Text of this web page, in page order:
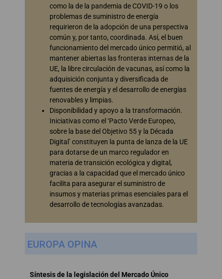
como la de la pandemia de COVID-19 o los
problemas de suministro de energía
requirieron de la adopción de una perspectiva
común y, por tanto, coordinada. Así, el buen
funcionamiento del mercado único permitió, al
mantener abiertas las fronteras internas de la
UE, la libre circulación de vacunas, así como la
adquisición conjunta y diversificada de
fuentes de energía y el desarrollo de energías
renovables y limpias.
Disponibilidad y apoyo a la transformación.
Iniciativas como el ‘Pacto Verde Europeo,
sobre la base del Objetivo 55 y la Década
Digital’ constituyen la punta de lanza de la UE
para dotarse de un marco regulador en
materia de transición ecológica y digital,
gracias a la capacidad que el mercado único
facilita para asegurar el suministro de
insumos y materias primas esenciales para el
desarrollo de tecnologías avanzadas.
EUROPA OPINA
Síntesis de la legislación del Mercado Único